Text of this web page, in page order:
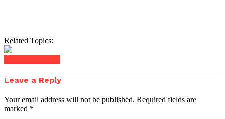
Related Topics:
Leave a Reply
Your email address will not be published. Required fields are
marked *